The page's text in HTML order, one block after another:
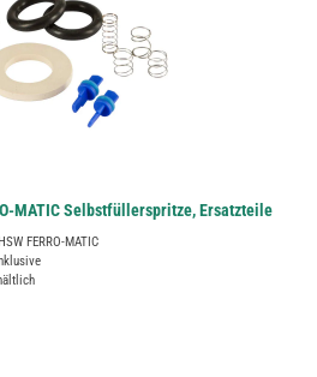
MATIC Selbstfüllerspritze, Ersatzteile
FERRO-MATIC